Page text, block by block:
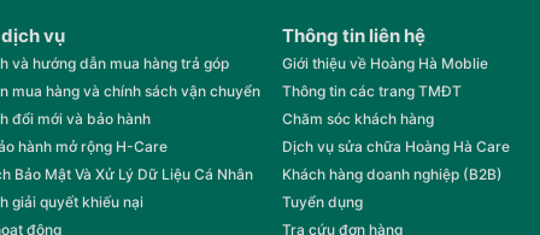
cựu kỹ sư Google, tại Thâm Quyến, Trung Quốc. Mục tiêu ban
kinh doanh ra thị trường quốc tế, đặc biệt là Mỹ và châu Âu.
độc quyền PowerIQ, giúp tự động nhận diện thiết bị và
chuyên về tai nghe và loa Bluetooth, đánh dấu bước tiến vào thị
vụ
và hướng dẫn mua hàng trả góp
mua hàng và chính sách vận chuyển
đổi mới và bảo hành
hành mở rộng H-Care
Bảo Mật Và Xử Lý Dữ Liệu Cá Nhân
giải quyết khiếu nại
động
Thông tin liên hệ
Giới thiệu về Hoàng Hà Moblie
Thông tin các trang TMĐT
Chăm sóc khách hàng
Dịch vụ sửa chữa Hoàng Hà Care
Khách hàng doanh nghiệp (B2B)
Tuyển dụng
Tra cứu đơn hàng